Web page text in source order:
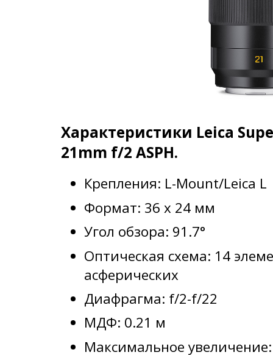
Характеристики Leica
21mm f/2 ASPH.
Крепления: L-Mount/Leica L
Формат: 36 x 24 мм
Угол обзора: 91.7°
Оптическая схема: 14
асферических
Диафрагма: f/2-f/22
МДФ: 0.21 м
Максимальное